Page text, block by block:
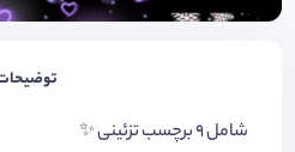
شامل ٩ برچسب تزئینی ✨